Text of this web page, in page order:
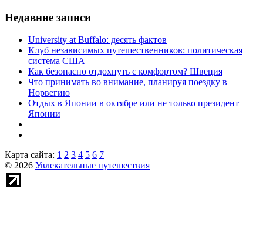
Недавние записи
University at Buffalo: десять фактов
Клуб независимых путешественников: политическая
система США
Как безопасно отдохнуть с комфортом? Швеция
Что принимать во внимание, планируя поездку в
Норвегию
Отдых в Японии в октябре или не только президент
Японии
Карта сайта: 1 2 3 4 5 6 7
© 2026 Увлекательные путешествия